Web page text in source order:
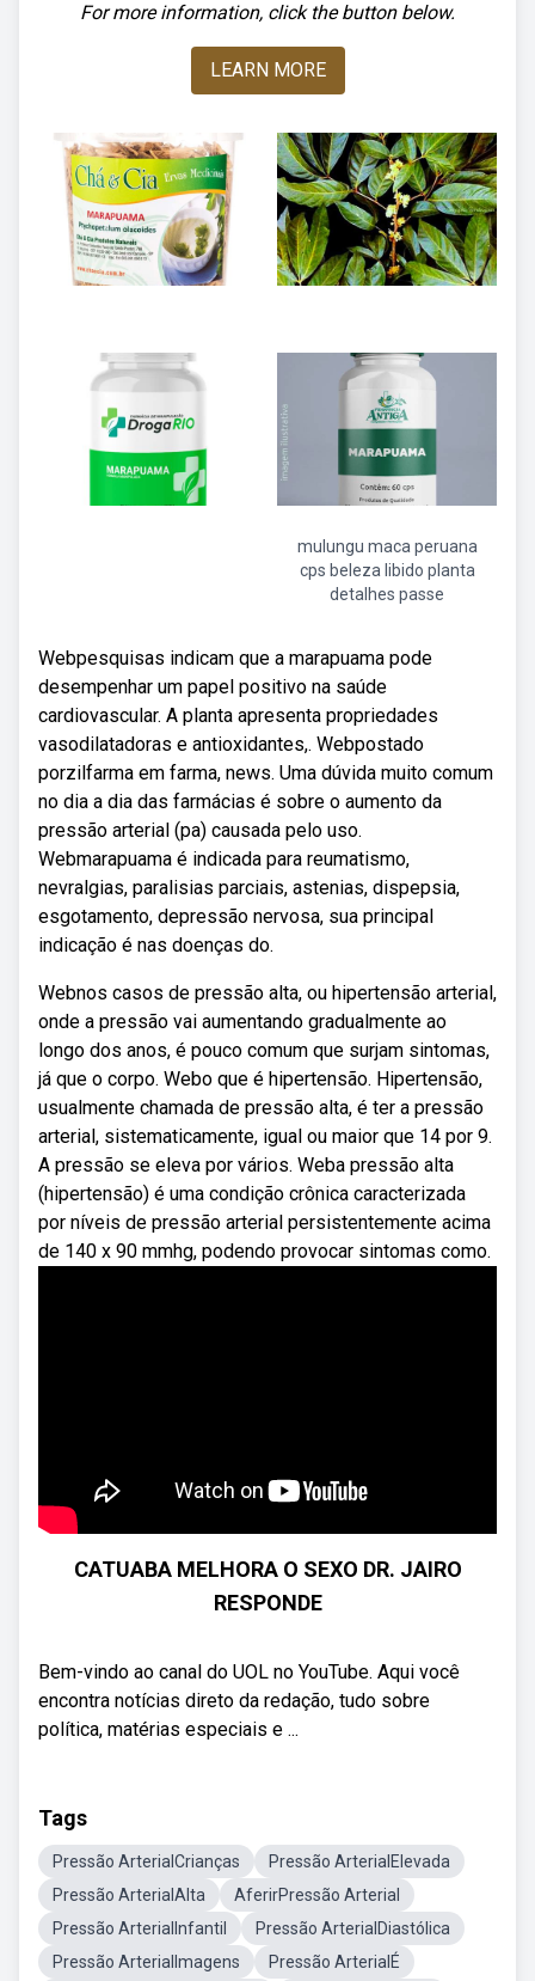
For more information, click the button below.
LEARN MORE
mulungu maca peruana
cps beleza libido planta
detalhes passe
Webpesquisas indicam que a marapuama pode
desempenhar um papel positivo na saúde
cardiovascular. A planta apresenta propriedades
vasodilatadoras e antioxidantes,. Webpostado
porzilfarma em farma, news. Uma dúvida muito comum
no dia a dia das farmácias é sobre o aumento da
pressão arterial (pa) causada pelo uso.
Webmarapuama é indicada para reumatismo,
nevralgias, paralisias parciais, astenias, dispepsia,
esgotamento, depressão nervosa, sua principal
indicação é nas doenças do.
Webnos casos de pressão alta, ou hipertensão arterial,
onde a pressão vai aumentando gradualmente ao
longo dos anos, é pouco comum que surjam sintomas,
já que o corpo. Webo que é hipertensão. Hipertensão,
usualmente chamada de pressão alta, é ter a pressão
arterial, sistematicamente, igual ou maior que 14 por 9.
A pressão se eleva por vários. Weba pressão alta
(hipertensão) é uma condição crônica caracterizada
por níveis de pressão arterial persistentemente acima
de 140 x 90 mmhg, podendo provocar sintomas como.
CATUABA MELHORA O SEXO DR. JAIRO
RESPONDE
Bem-vindo ao canal do UOL no YouTube. Aqui você
encontra notícias direto da redação, tudo sobre
política, matérias especiais e ...
Tags
Pressão ArterialCrianças
Pressão ArterialElevada
Pressão ArterialAlta
AferirPressão Arterial
Pressão ArterialInfantil
Pressão ArterialDiastólica
Pressão ArterialImagens
Pressão ArterialÉ